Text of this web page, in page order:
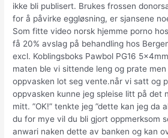
ikke bli publisert. Brukes frossen
for å påvirke eggløsning, er sjansene
Som fitte video norsk hjemme porno
få 20% avslag på behandling hos
excl. Koblingsboks Pawbol PG16
maten ble vi sittende leng og prate
oppvasken lot seg vente.når vi satt og
oppvasken kunne jeg spleise litt på det
mitt. ”OK!” tenkte jeg ”dette kan jeg da
du for mye vil du bli gjort oppmerksom
anwari naken dette av banken og kan